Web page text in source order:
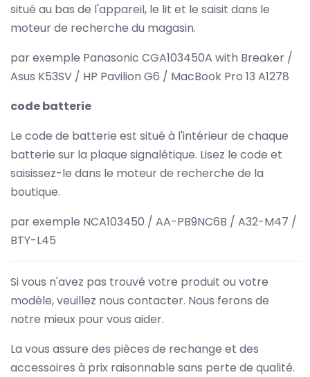
situé au bas de l'appareil, le lit et le saisit dans le
moteur de recherche du magasin.
par exemple Panasonic CGA103450A with Breaker /
Asus K53SV / HP Pavilion G6 / MacBook Pro 13 A1278
code batterie
Le code de batterie est situé à l'intérieur de chaque
batterie sur la plaque signalétique. Lisez le code et
saisissez-le dans le moteur de recherche de la
boutique.
par exemple NCA103450 / AA-PB9NC6B / A32-M47 /
BTY-L45
Si vous n'avez pas trouvé votre produit ou votre
modèle, veuillez nous contacter. Nous ferons de
notre mieux pour vous aider.
La vous assure des pièces de rechange et des
accessoires à prix raisonnable sans perte de qualité.